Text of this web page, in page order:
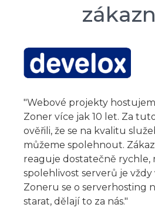
"Webové projekty
Zoner více jak 10 let. Za
ověřili, že se na kvalitu
můžeme spolehnout.
reaguje dostatečně rychle,
spolehlivost serverů je
Zoneru se o serverhosting
starat, dělají to za nás."